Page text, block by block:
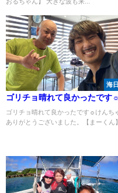
海
ゴリチョ晴れて良かったです☼
ゴリチョ晴れて良かったです☼けんち
ありがとうございました。【まーくん